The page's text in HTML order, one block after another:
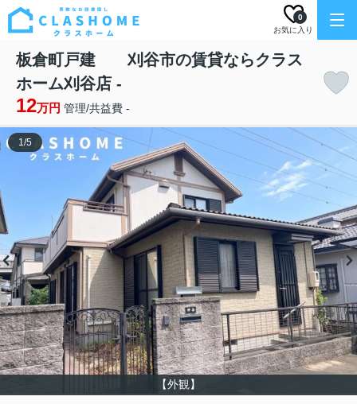
お気に入り
0
板倉町戸建 刈谷市の賃貸ならクラス
ホーム刈谷店 -
12万円 管理/共益費 -
【外観】
1/5